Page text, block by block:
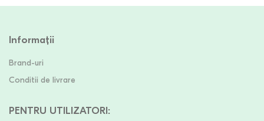
Informații
Brand-uri
Conditii de livrare
PENTRU UTILIZATORI: